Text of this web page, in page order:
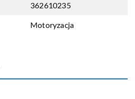
362610235
Motoryzacja